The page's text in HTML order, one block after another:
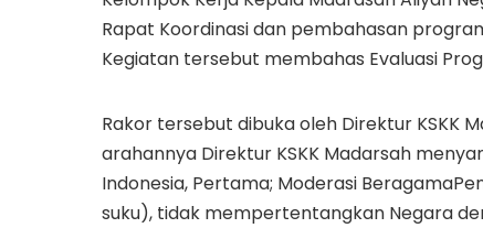
Rapat Koordinasi dan pembahasan
Kegiatan tersebut membahas Evaluasi
Rakor tersebut dibuka oleh Direktur KSKK
arahannya Direktur KSKK Madarsah
Indonesia, Pertama; Moderasi
suku), tidak mempertentangkan Negara